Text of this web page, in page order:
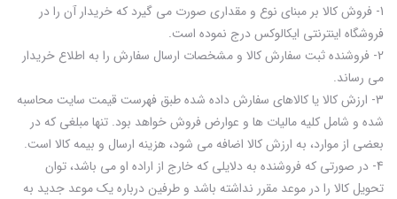
1- فروش کالا بر مبنای نوع و مقداری صورت می گیرد که خریدار آن را در
فروشگاه اینترنتی ایکالوکس درج نموده است.
2- فروشنده ثبت سفارش کالا و مشخصات ارسال سفارش را به اطلاع خریدار
می رساند.
3- ارزش کالا یا کالاهای سفارش داده شده طبق فهرست قیمت سایت محاسبه
شده و شامل کلیه مالیات ها و عوارض فروش خواهد بود. تنها مبلغی که در
بعضی از موارد، به ارزش کالا اضافه می شود، هزینه ارسال و بیمه کالا است.
4- در صورتی که فروشنده به دلایلی که خارج از اراده او می باشد، توان
تحویل کالا را در موعد مقرر نداشته باشد و طرفین درباره یک موعد جدید به